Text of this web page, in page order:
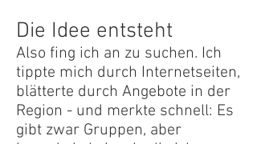
Die Idee entsteht
Also fing ich an zu suchen. Ich
tippte mich durch Internetseiten,
blätterte durch Angebote in der
Region - und merkte schnell: Es
gibt zwar Gruppen, aber